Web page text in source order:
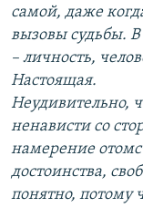
самой, даже
вызовы судьбы.
– личность,
Настоящая.
Неудивительно,
ненависти со
намерение
достоинства,
понятно, потому